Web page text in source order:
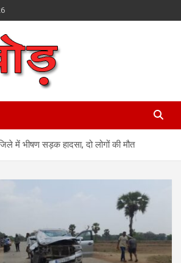
में भीषण सड़क हादसा, दो लोगों की मौत